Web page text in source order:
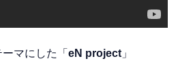
マにした「 eN project」